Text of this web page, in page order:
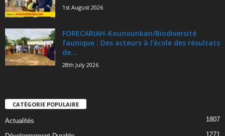
1st August 2026
FORECARIAH-Kounounkan/Biodiversité
faunique : Des acteurs à l’école des résultats
de...
28th July 2026
CATÉGORIE POPULAIRE
Actualités 1807
1271